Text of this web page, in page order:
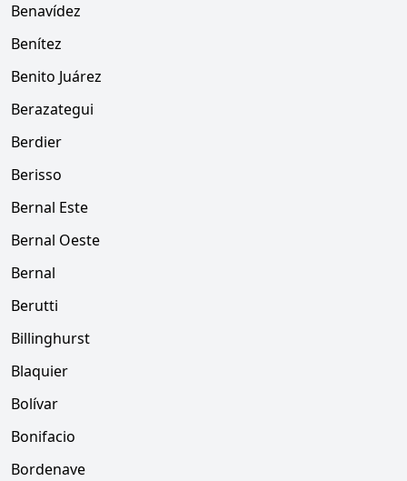
Benavídez
Benítez
Benito Juárez
Berazategui
Berdier
Berisso
Bernal Este
Bernal Oeste
Bernal
Berutti
Billinghurst
Blaquier
Bolívar
Bonifacio
Bordenave